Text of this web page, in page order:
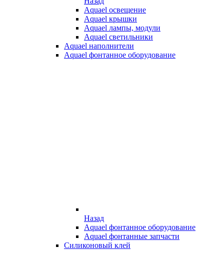
Aquael освещение
Aquael крышки
Aquael лампы, модули
Aquael светильники
Aquael наполнители
Aquael фонтанное оборудование
Назад
Aquael фонтанное оборудование
Aquael фонтанные запчасти
Силиконовый клей